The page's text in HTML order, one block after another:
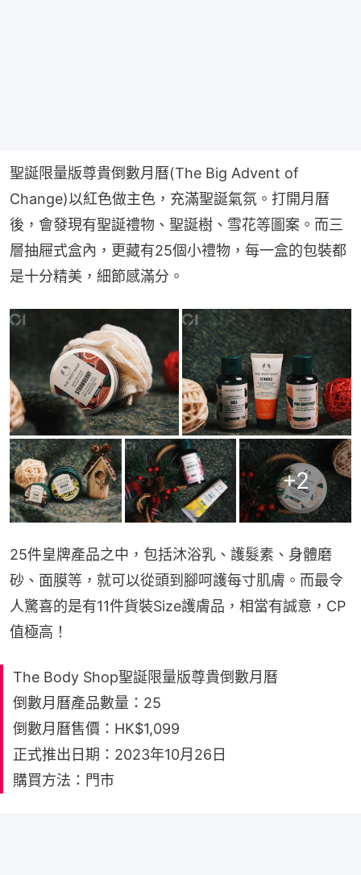
聖誕限量版尊貴倒數月曆(The Big Advent of
Change)以紅色做主色，充滿聖誕氣氛。打開月曆
後，會發現有聖誕禮物、聖誕樹、雪花等圖案。而三
層抽屜式盒內，更藏有25個小禮物，每一盒的包裝都
是十分精美，細節感滿分。
+2
25件皇牌產品之中，包括沐浴乳、護髮素、身體磨
砂、面膜等，就可以從頭到腳呵護每寸肌膚。而最令
人驚喜的是有11件貨裝Size護膚品，相當有誠意，CP
值極高！
The Body Shop聖誕限量版尊貴倒數月曆
倒數月曆產品數量：25
倒數月曆售價：HK$1,099
正式推出日期：2023年10月26日
購買方法：門市